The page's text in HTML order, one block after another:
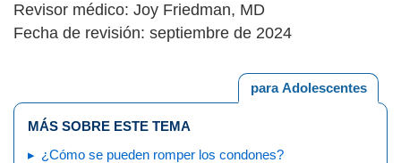
Revisor médico: Joy Friedman, MD
Fecha de revisión: septiembre de 2024
para Adolescentes
MÁS SOBRE ESTE TEMA
¿Cómo se pueden romper los condones?